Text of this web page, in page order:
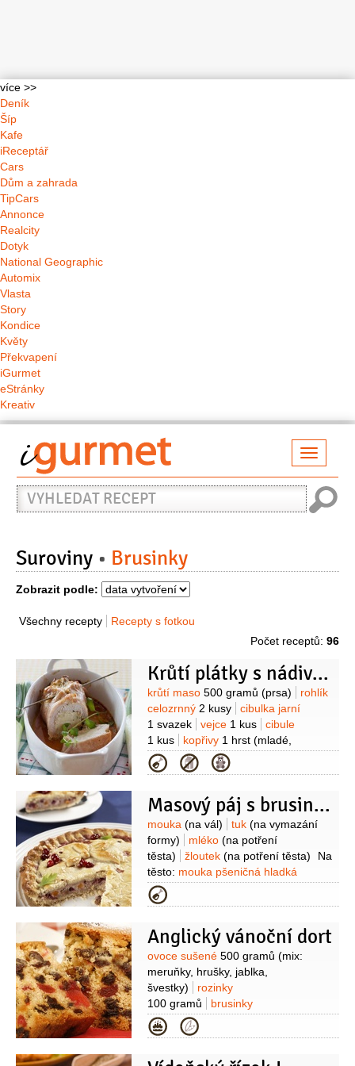
více >>
Deník
Šíp
Kafe
iReceptář
Cars
Dům a zahrada
TipCars
Annonce
Realcity
Dotyk
National Geographic
Automix
Vlasta
Story
Kondice
Květy
Překvapení
iGurmet
eStránky
Kreativ
Vyhledat
recept
Suroviny Brusinky
Zobrazit podle:
Všechny recepty
Recepty s fotkou
Počet receptů: 96
Krůtí plátky s nádivkou
Suroviny
krůtí maso 500 gramů (prsa)
rohlík
celozrnný 2 kusy
cibulka jarní
1 svazek
vejce 1 kus
cibule
1 kus
kopřivy 1 hrst (mladé,
nasekané )
brusinky
(sušené)
muškátový květ sůl
Kategorie
Masový páj s brusinkami
Suroviny
mouka (na vál) tuk (na vymazání
formy)
mléko (na potření
těsta)
žloutek (na potření těsta)
Na
těsto: mouka pšeničná hladká
230 gramů
2 lžíce
kypřící prášek do pečiva
500 gramů
brusinky
200 gramů
mrkev 1 kus (oloupaná,
menší )
cibule
1 kus
(střední)
smetana na vaření
1,3 decilitru
(12% tuku)
30 gramů
brandy1/4decilitru (nebo
shery)
tymián
Kategorie
Anglický vánoční dort
Suroviny
ovoce sušené 500 gramů (mix:
meruňky, hrušky, jablka,
švestky)
rozinky
100 gramů
brusinky
200 gramů
(sušené)
brandy400 mililitrů (nebo
Kategorie